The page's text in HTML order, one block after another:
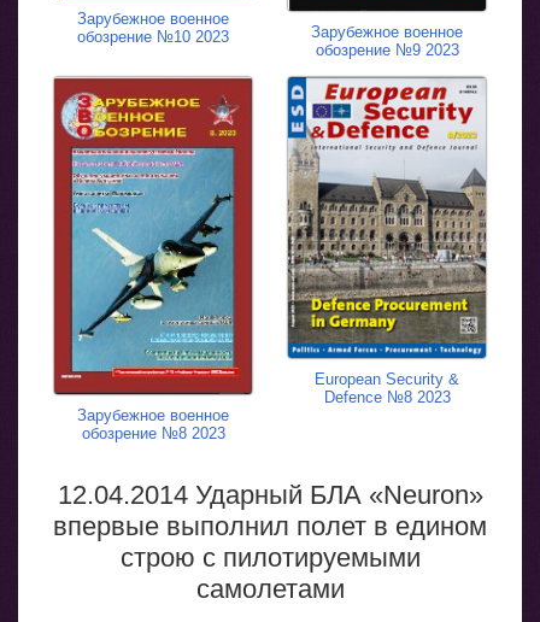
Зарубежное военное
обозрение №10 2023
Зарубежное военное
обозрение №9 2023
Зарубежное военное
обозрение №8 2023
European Security &
Defence №8 2023
12.04.2014 Ударный БЛА «Neuron»
впервые выполнил полет в едином
строю с пилотируемыми
самолетами